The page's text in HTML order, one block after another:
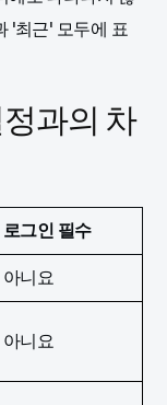
'최근' 모두에 표
과의 차
로그인 필수
아니요
아니요